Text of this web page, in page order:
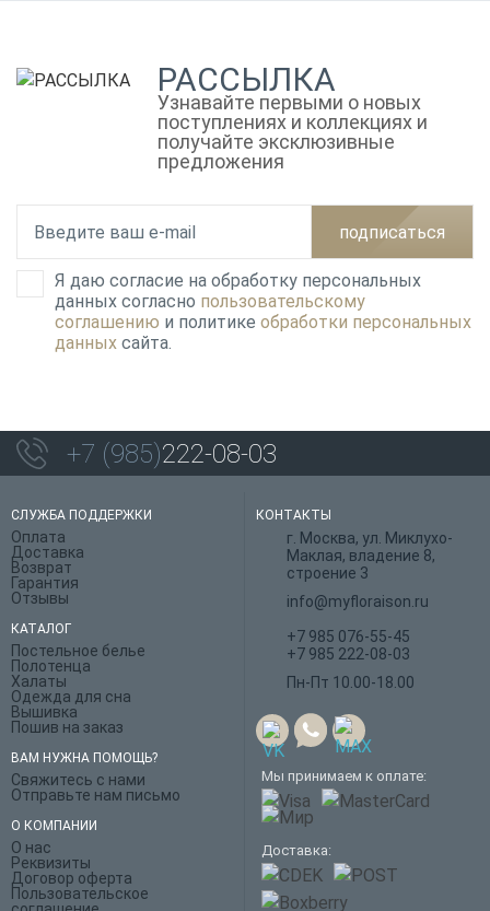
РАССЫЛКА
Узнавайте первыми о новых
поступлениях и коллекциях и
получайте эксклюзивные
предложения
подписаться
Я даю согласие на обработку персональных
данных согласно пользовательскому
соглашению и политике обработки персональных
данных сайта.
+7 (985)222-08-03
СЛУЖБА ПОДДЕРЖКИ
Оплата
Доставка
Возврат
Гарантия
Отзывы
КАТАЛОГ
Постельное белье
Полотенца
Халаты
Одежда для сна
Вышивка
Пошив на заказ
ВАМ НУЖНА ПОМОЩЬ?
Свяжитесь с нами
Отправьте нам письмо
О КОМПАНИИ
О нас
Реквизиты
Договор оферта
Пользовательское
КОНТАКТЫ
г. Москва, ул. Миклухо-
Маклая, владение 8,
строение 3
info@myfloraison.ru
+7 985 076-55-45
+7 985 222-08-03
Пн-Пт 10.00-18.00
Мы принимаем к оплате:
Доставка: